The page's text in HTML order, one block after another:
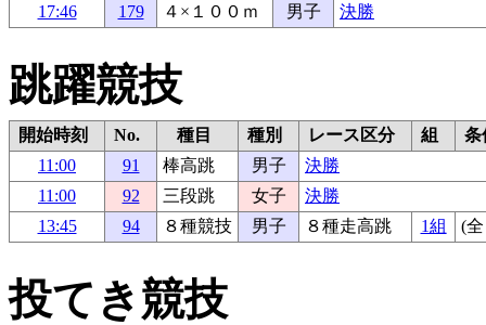
17:46
179 ４×１００ｍ 男子 決勝
跳躍競技
開始時刻 No. 種目 種別 レース区分 組
条
11:00
91 棒高跳 男子
決勝
11:00
92 三段跳 女子
決勝
13:45
94 ８種競技 男子 ８種走高跳 1組 (
投てき競技